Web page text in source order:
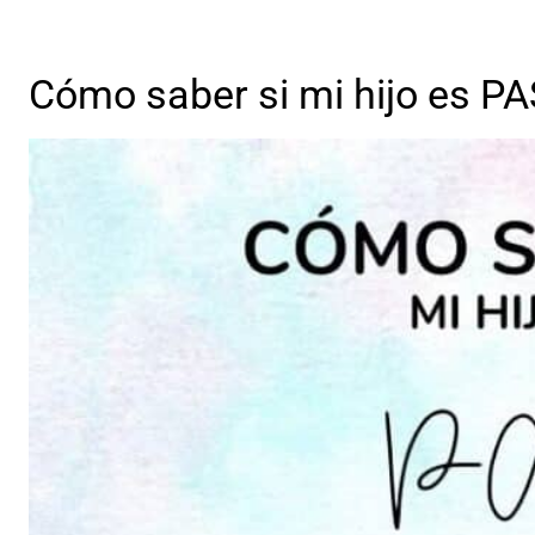
Cómo saber si mi hijo es